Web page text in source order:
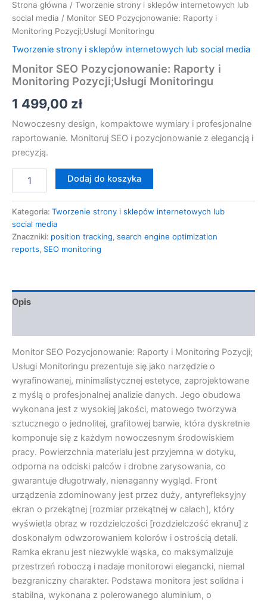
Strona główna / Tworzenie strony i sklepów internetowych lub
social media / Monitor SEO Pozycjonowanie: Raporty i
Monitoring Pozycji;Usługi Monitoringu
Tworzenie strony i sklepów internetowych lub social media
Monitor SEO Pozycjonowanie: Raporty i
Monitoring Pozycji;Usługi Monitoringu
1 499,00 zł
Nowoczesny design, kompaktowe wymiary i profesjonalne
raportowanie. Monitoruj SEO i pozycjonowanie z elegancją i
precyzją.
Dodaj do koszyka
Kategoria: Tworzenie strony i sklepów internetowych lub
social media
Znaczniki: position tracking, search engine optimization
reports, SEO monitoring
Opis
Monitor SEO Pozycjonowanie: Raporty i Monitoring Pozycji;
Usługi Monitoringu prezentuje się jako narzędzie o
wyrafinowanej, minimalistycznej estetyce, zaprojektowane
z myślą o profesjonalnej analizie danych. Jego obudowa
wykonana jest z wysokiej jakości, matowego tworzywa
sztucznego o jednolitej, grafitowej barwie, która dyskretnie
komponuje się z każdym nowoczesnym środowiskiem
pracy. Powierzchnia materiału jest przyjemna w dotyku,
odporna na odciski palców i drobne zarysowania, co
gwarantuje długotrwały, nienaganny wygląd. Front
urządzenia zdominowany jest przez duży, antyrefleksyjny
ekran o przekątnej [rozmiar przekątnej w calach], który
wyświetla obraz w rozdzielczości [rozdzielczość ekranu] z
doskonałym odwzorowaniem kolorów i ostrością detali.
Ramka ekranu jest niezwykle wąska, co maksymalizuje
przestrzeń roboczą i nadaje monitorowi elegancki, niemal
bezgraniczny charakter. Podstawa monitora jest solidna i
stabilna, wykonana z polerowanego aluminium, o